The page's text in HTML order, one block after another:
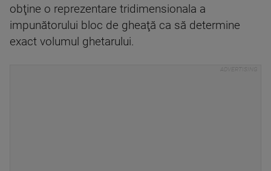
obţine o reprezentare tridimensionala a
impunătorului bloc de gheaţă ca să determine
exact volumul ghetarului.